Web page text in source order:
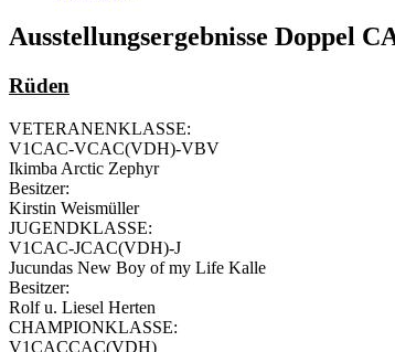
Ausstellungsergebnisse Doppel
Rüden
VETERANENKLASSE:
V1CAC-VCAC(VDH)-VBV
Ikimba Arctic Zephyr
Besitzer:
Kirstin Weismüller
JUGENDKLASSE:
V1CAC-JCAC(VDH)-J
Jucundas New Boy of my Life Kalle
Besitzer:
Rolf u. Liesel Herten
CHAMPIONKLASSE:
V1CACCAC(VDH)